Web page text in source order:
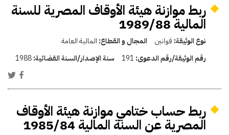
ربط موازنة هيئة الأوقاف المصرية للسنة
المالية 1989/88
نوع الوثيقة: قوانين المجال و القطاع: المالية العامة
رقم الوثيقة/رقم الدعوى: 191 سنة الإصدار/السنة القضائية:1988
ربط حساب ختامي موازنة هيئة الأوقاف
المصرية عن السنة المالية 1985/84